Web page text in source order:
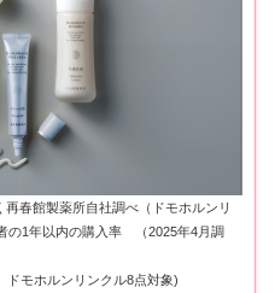
春館製薬所自社調べ（ドモホルンリ
1年以内の購入率 （2025年4月調
モホルンリンクル8点対象)